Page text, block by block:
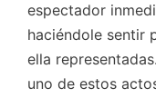
espectador
haciéndole sentir
ella
uno de estos